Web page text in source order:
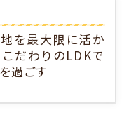
を最大限に活か
こだわりのLDKで
過ごす